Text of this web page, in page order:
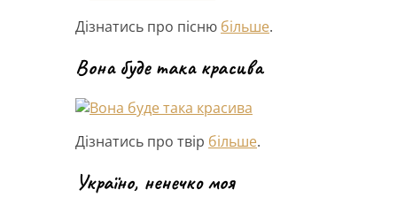
Дізнатись про пісню більше.
Вона буде така красива
Дізнатись про твір більше.
Україно, ненечко моя